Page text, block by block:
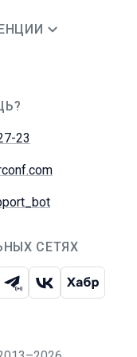
23
СЕТЯХ
чат
Телеграм-канал
ВКонтакте
Хабр